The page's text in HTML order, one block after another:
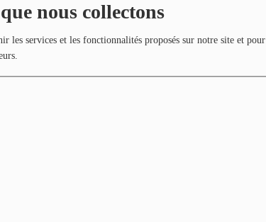
nous collectons
les services et les fonctionnalités proposés sur notre site et pour